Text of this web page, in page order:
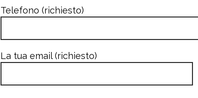
Telefono (richiesto)
La tua email (richiesto)